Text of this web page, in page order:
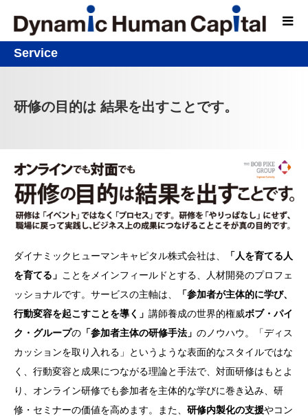
Service
研修の目的は 結果を出すことです。
ダイナミックヒューマンキャピタル株式会社は、
「人を育てる人
を育てる」 ことをメインフィールドとする、人材開発のプロフェ
ッショナルです。サービスの主軸は、
「参加者が主体的に学び、
行動変容を起こすことを導く」 講師養成の世界的権威ボブ・パイ
ク・グループの 「参加者主体の研修手法」 のノウハウ。「ディス
カッションを取り入れる」というような表面的なスタイルではな
く、行動変容と成果につながる理論と手法で、対面研修はもとよ
り、オンライン研修でも参加者を主体的な学びに巻き込み、研
修・セミナーの価値を高めます。また、 研修内製化の支援やコン